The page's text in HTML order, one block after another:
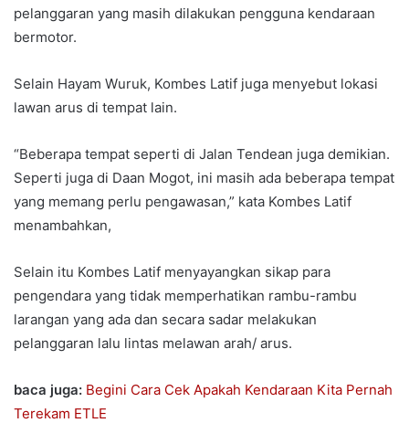
pelanggaran yang masih dilakukan pengguna kendaraan
bermotor.
Selain Hayam Wuruk, Kombes Latif juga menyebut lokasi
lawan arus di tempat lain.
“Beberapa tempat seperti di Jalan Tendean juga demikian.
Seperti juga di Daan Mogot, ini masih ada beberapa tempat
yang memang perlu pengawasan,” kata Kombes Latif
menambahkan,
Selain itu Kombes Latif menyayangkan sikap para
pengendara yang tidak memperhatikan rambu-rambu
larangan yang ada dan secara sadar melakukan
pelanggaran lalu lintas melawan arah/ arus.
baca juga: Begini Cara Cek Apakah Kendaraan Kita Pernah
Terekam ETLE